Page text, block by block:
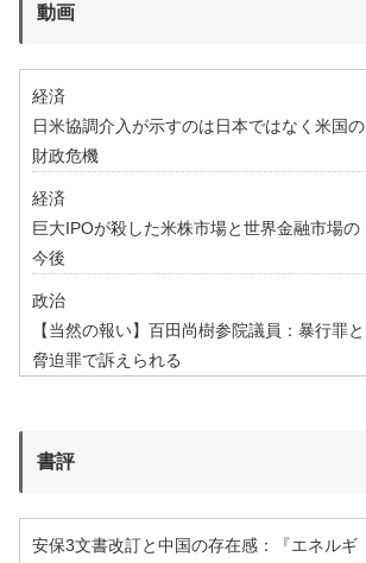
動画
経済
日米協調介入が示すのは日本ではなく米国の
財政危機
経済
巨大IPOが殺した米株市場と世界金融市場の
今後
政治
【当然の報い】百田尚樹参院議員：暴行罪と
脅迫罪で訴えられる
書評
安保3文書改訂と中国の存在感：『エネルギ